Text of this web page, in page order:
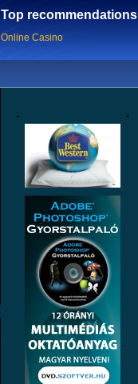
Top recommendations
Online Casino